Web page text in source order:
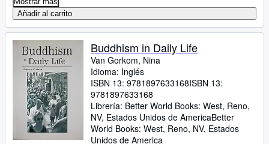
Añadir al carrito
Buddhism in Daily Life
Van Gorkom, Nina
Idioma: Inglés
ISBN 13: 9781897633168ISBN 13:
9781897633168
Librería: Better World Books: West, Reno,
NV, Estados Unidos de AmericaBetter
World Books: West, Reno, NV, Estados
Unidos de America